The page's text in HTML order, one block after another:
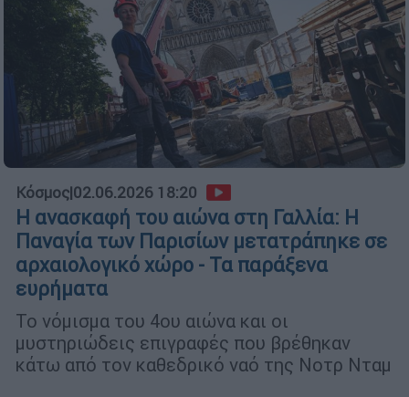
Κόσμος|02.06.2026 18:20
Η ανασκαφή του αιώνα στη Γαλλία: Η
Παναγία των Παρισίων μετατράπηκε σε
αρχαιολογικό χώρο - Τα παράξενα
ευρήματα
Το νόμισμα του 4ου αιώνα και οι
μυστηριώδεις επιγραφές που βρέθηκαν
κάτω από τον καθεδρικό ναό της Νοτρ Νταμ